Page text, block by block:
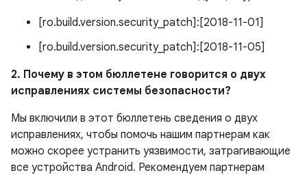
[ro.build.version.security_patch]:[2018-11-01]
[ro.build.version.security_patch]:[2018-11-05]
2. Почему в этом бюллетене говорится о двух
исправлениях системы безопасности?
Мы включили в этот бюллетень сведения о двух
исправлениях, чтобы помочь нашим партнерам как
можно скорее устранить уязвимости, затрагивающие
все устройства Android. Рекомендуем партнерам